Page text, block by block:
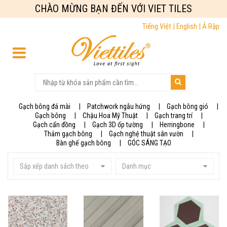
CHÀO MỪNG BẠN ĐẾN VỚI VIET TILES
Tiếng Việt | English | Ả Rập
Gạch bông đá mài Patchwork ngẫu hứng
Gạch bông gió
Gạch bông
Chậu Hoa Mỹ Thuật
Gạch trang trí
Gạch cẩn đồng
Gạch 3D ốp tường
Herringbone
Thảm gạch bông
Gạch nghệ thuật sân vườn
Bàn ghế gạch bông
GÓC SÁNG TẠO
Sắp xếp danh sách theo Danh mục